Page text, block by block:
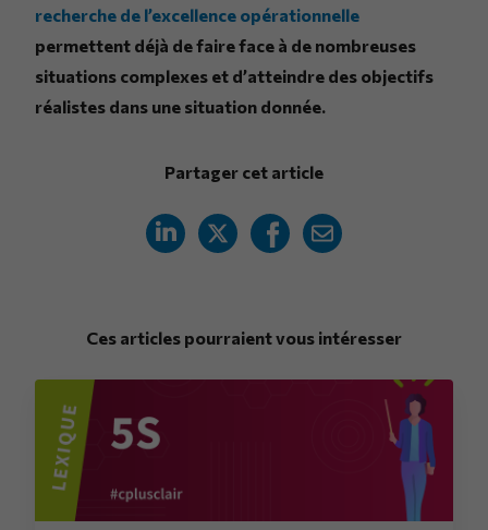
recherche de l’excellence opérationnelle
permettent déjà de faire face à de nombreuses
situations complexes et d’atteindre des objectifs
réalistes dans une situation donnée.
Partager cet article
Ces articles pourraient vous intéresser